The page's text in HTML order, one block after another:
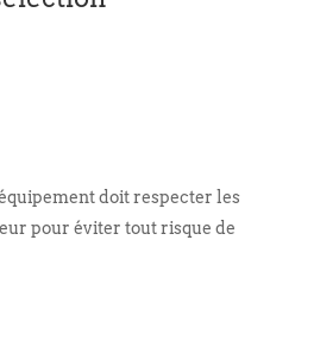
doit respecter les
pour éviter tout risque de